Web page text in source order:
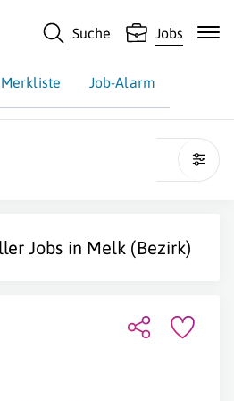
Suche Jobs
Merkliste Job-Alarm
Jobs in Melk (Bezirk)